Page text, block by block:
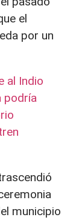
el
por un
al Indio
podría
municipio